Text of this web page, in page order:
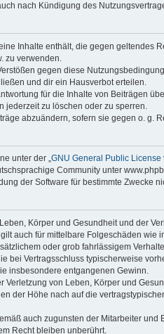
nach Kündigung des
Inhalte enthält, die gegen
zu verwenden.
gegen diese
und dir ein Hausverbot erteilen.
für die Inhalte von Beiträgen
jederzeit zu löschen oder zu sperren.
abzuändern, sofern sie gegen o. g.
unter der „GNU General Public License
Community unter
der Software für bestimmte Zwecke
Körper und Gesundheit und der
auch für mittelbare Folgeschäden wie
oder grob fahrlässigem
bei Vertragsschluss typischerweise
insbesondere entgangenen Gewinn.
von Leben, Körper und
der Höhe nach auf die
auch zugunsten der Mitarbeiter und
Recht bleiben unberührt.